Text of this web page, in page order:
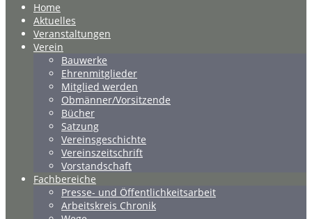
Home
Aktuelles
Veranstaltungen
Verein
Bauwerke
Ehrenmitglieder
Mitglied werden
Obmänner/Vorsitzende
Bücher
Satzung
Vereinsgeschichte
Vereinszeitschrift
Vorstandschaft
Fachbereiche
Presse- und Öffentlichkeitsarbeit
Arbeitskreis Chronik